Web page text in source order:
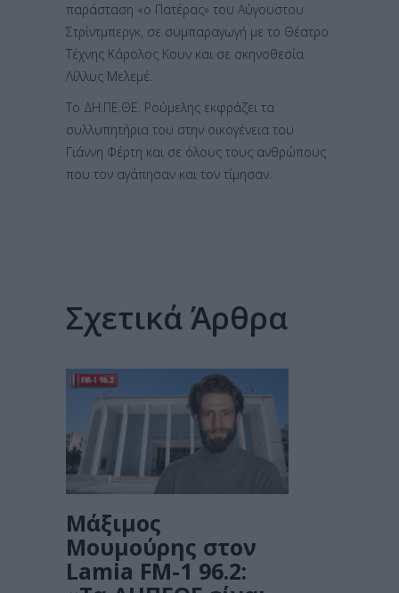
παράσταση «ο Πατέρας» του Αύγουστου
Στρίντμπεργκ, σε συμπαραγωγή με το Θέατρο
Τέχνης Κάρολος Κουν και σε σκηνοθεσία
Λίλλυς Μελεμέ.
Το ΔΗ.ΠΕ.ΘΕ. Ρούμελης εκφράζει τα
συλλυπητήρια του στην οικογένεια του
Γιάννη Φέρτη και σε όλους τους ανθρώπους
που τον αγάπησαν και τον τίμησαν.
Σχετικά Άρθρα
Μάξιμος
Μουμούρης στον
Lamia FM-1 96.2: